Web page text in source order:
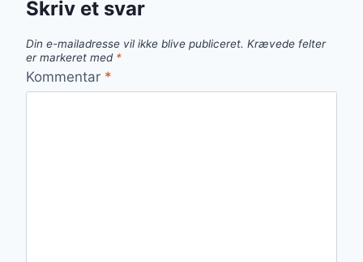
Skriv et svar
Din e-mailadresse vil ikke blive publiceret. Krævede felter
er markeret med *
Kommentar *